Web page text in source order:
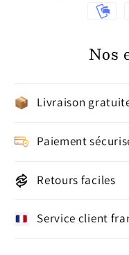
Nos
Livraison
Paiement
Retours faciles
Service client